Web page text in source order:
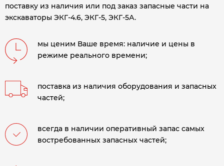
поставку из наличия или под заказ запасные части на
экскаваторы ЭКГ-4.6, ЭКГ-5, ЭКГ-5А.
мы ценим Ваше время: наличие и цены в
режиме реального времени;
поставка из наличия оборудования и запасных
частей;
всегда в наличии оперативный запас самых
востребованных запасных частей;